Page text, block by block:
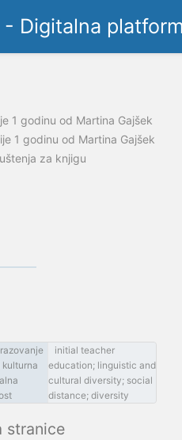
- Digitalna
1 godinu od Martina Gajšek
1 godinu od Martina Gajšek
za knjigu
initial teacher
education; linguistic and
cultural diversity; social
distance; diversity
stranice